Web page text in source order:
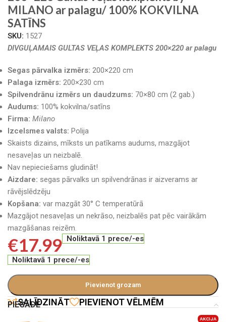
MILANO ar palagu/ 100% KOKVILNA
SATĪNS
SKU: 1527
DIVGUĻAMAIS GULTAS VEĻAS KOMPLEKTS 200×220 ar palagu
Segas pārvalka izmērs: 200×220 cm
Palaga izmērs: 200×230 cm
Spilvendrānu izmērs un daudzums: 70×80 cm (2 gab.)
Audums: 100% kokvilna/satīns
Firma: Milano
Izcelsmes valsts: Polija
Skaists dizains, mīksts un patīkams audums, mazgājot
nesaveļas un neizbalē.
Nav nepieciešams gludināt!
Aizdare: segas pārvalks un spilvendrānas ir aizverams ar
rāvējslēdzēju
Kopšana: var mazgāt 30° C temperatūrā
Mazgājot nesaveļas un nekrāso, neizbalēs pat pēc vairākām
mazgāšanas reizēm.
€17.99 Noliktavā 1 prece/-es
Noliktavā 1 prece/-es
Pievienot grozam
SALĪDZINĀT PIEVIENOT VĒLMĒM
PIEGĀDE
AKCIJA